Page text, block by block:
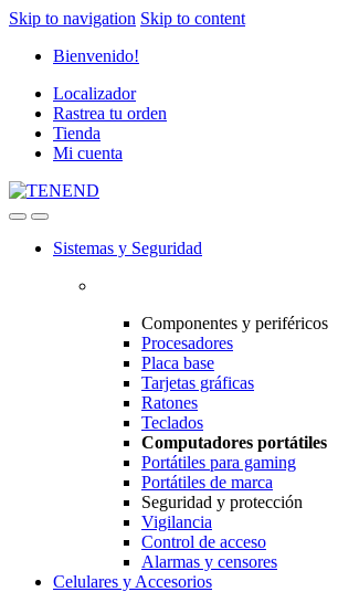
Skip to navigation Skip to content
Bienvenido!
Localizador
Rastrea tu orden
Tienda
Mi cuenta
Sistemas y Seguridad
Componentes y periféricos
Procesadores
Placa base
Tarjetas gráficas
Ratones
Teclados
Computadores portátiles
Portátiles para gaming
Portátiles de marca
Seguridad y protección
Vigilancia
Control de acceso
Alarmas y censores
Celulares y Accesorios